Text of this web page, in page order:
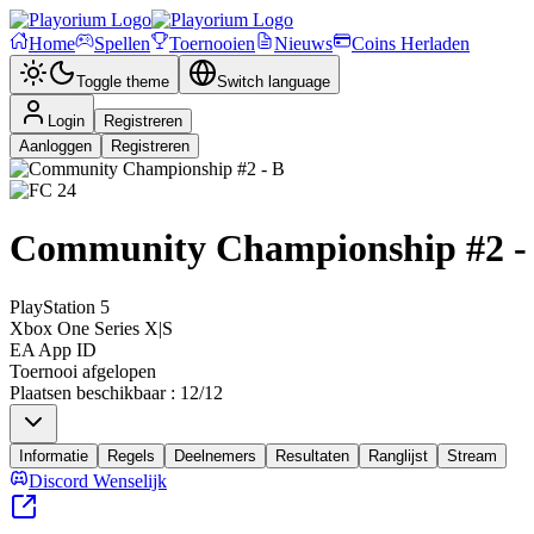
Home Spellen Toernooien Nieuws Coins Herladen
Toggle theme Switch language
Login
Registreren
Aanloggen
Registreren
Community Championship #2
PlayStation 5
Xbox One Series X|S
EA App ID
Toernooi afgelopen
Plaatsen beschikbaar: 12/12
Informatie Regels Deelnemers Resultaten Ranglijst Stream
Discord Wenselijk